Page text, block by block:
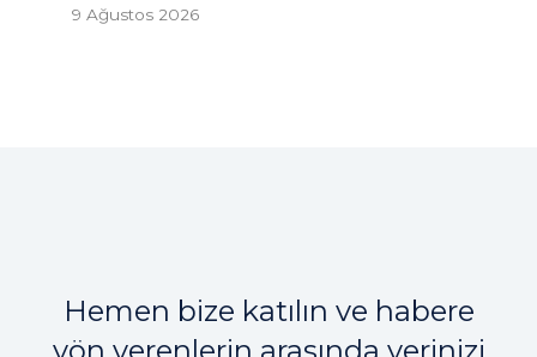
9 Ağustos 2026
Hemen bize katılın ve habere